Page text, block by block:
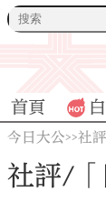
首頁
今日大公>>社評
社評/「